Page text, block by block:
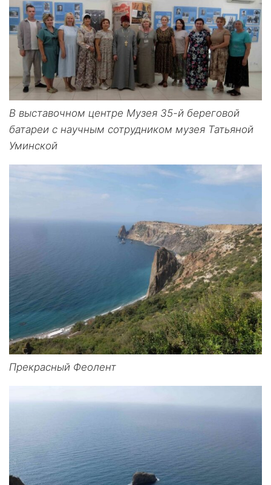
В выставочном центре Музея 35-й береговой
батареи с научным сотрудником музея Татьяной
Уминской
Прекрасный Феолент